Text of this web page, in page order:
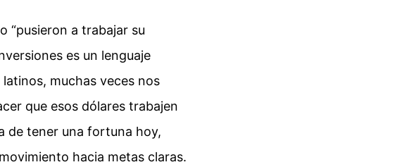
“pusieron a trabajar su
es un lenguaje
muchas veces nos
que esos dólares trabajen
de tener una fortuna hoy,
hacia metas claras.